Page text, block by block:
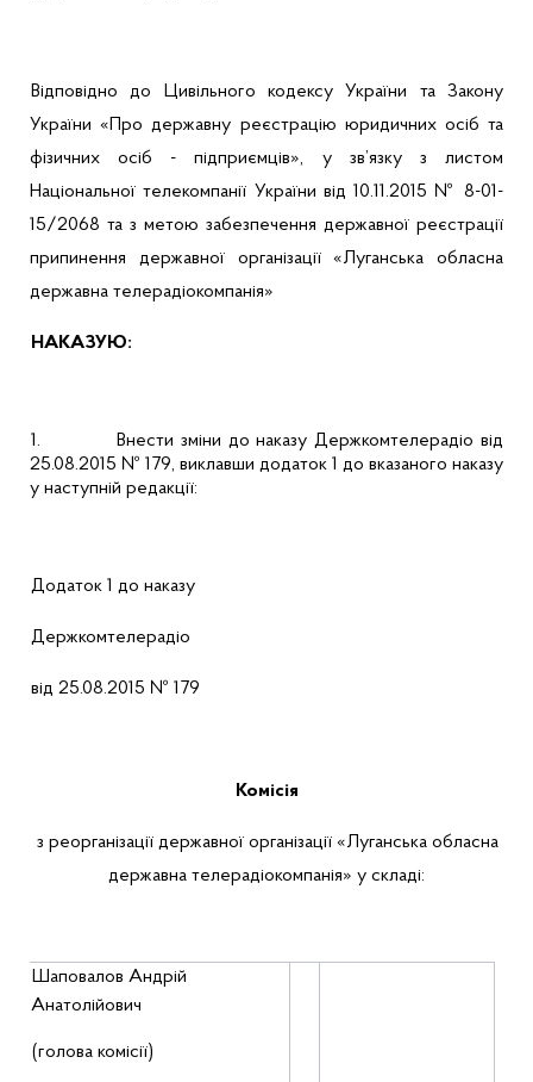
Відповідно до Цивільного кодексу України та Закону
України « Про державну реєстрацію юридичних осіб та
фізичних осіб - підприємців», у зв’язку з листом
Національної телекомпанії України від 10.11.2015 № 8-01-
15/2068 та з метою забезпечення державної реєстрації
припинення державної організації «Луганська обласна
державна телерадіокомпанія»
НАКАЗУЮ:
1. Внести зміни до наказу Держкомтелерадіо від
25.08.2015 № 179, виклавши додаток 1 до вказаного наказу
у наступній редакції:
Додаток 1 до наказу
Держкомтелерадіо
від 25.08.2015 № 179
Комісія
з реорганізації державної організації «Луганська обласна
державна телерадіокомпанія» у складі:
ШаповаловАндрій
Анатолійович
(головакомісії)